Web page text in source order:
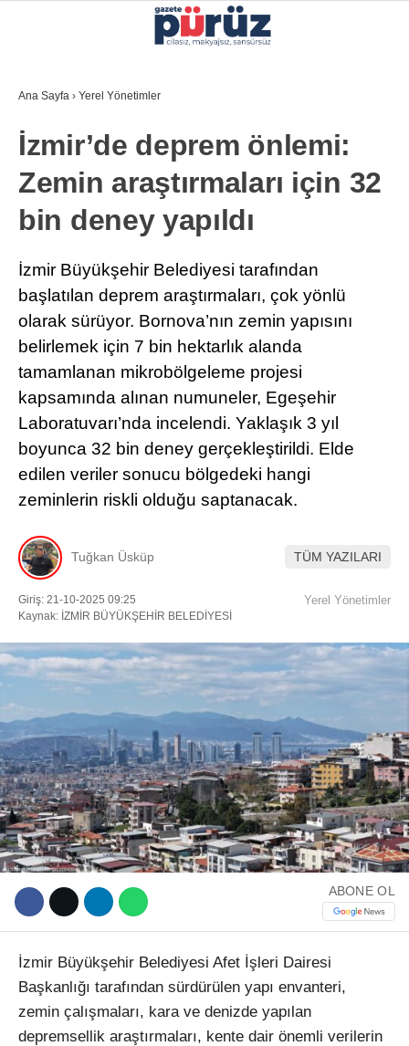
Facebook
TikTok
YEREL YÖNETIMLER
GÜNCEL
EKONOMI
POLITIKA
SAĞLIK
KÜLTÜR-SANAT
SPOR
DIĞER
Ana Sayfa › Yerel Yönetimler
İzmir’de deprem önlemi:
Zemin araştırmaları için 32
bin deney yapıldı
İzmir Büyükşehir Belediyesi tarafından
başlatılan deprem araştırmaları, çok yönlü
olarak sürüyor. Bornova’nın zemin yapısını
belirlemek için 7 bin hektarlık alanda
tamamlanan mikrobölgeleme projesi
kapsamında alınan numuneler, Egeşehir
Laboratuvarı’nda incelendi. Yaklaşık 3 yıl
boyunca 32 bin deney gerçekleştirildi. Elde
edilen veriler sonucu bölgedeki hangi
zeminlerin riskli olduğu saptanacak.
Tuğkan Üsküp TÜM YAZILARI
Giriş: 21-10-2025 09:25
Kaynak: İZMİR BÜYÜKŞEHİR BELEDİYESİ
Yerel Yönetimler
ABONE OL
İzmir Büyükşehir Belediyesi Afet İşleri Dairesi
Başkanlığı tarafından sürdürülen yapı envanteri,
zemin çalışmaları, kara ve denizde yapılan
depremsellik araştırmaları, kente dair önemli verilerin